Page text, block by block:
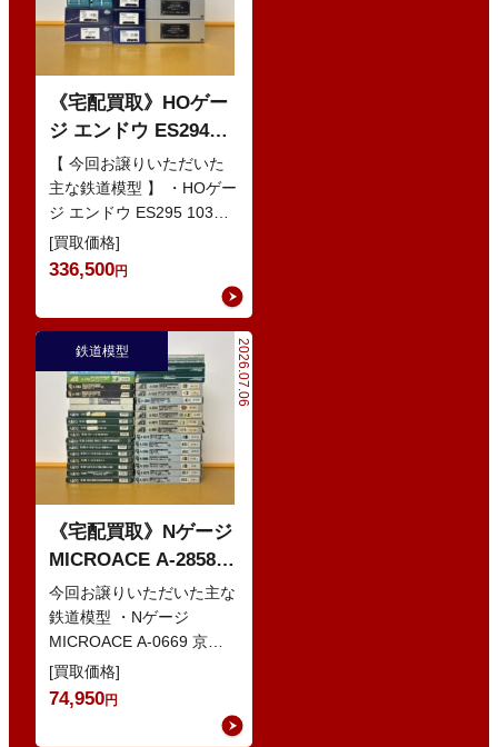
《宅配買取》HOゲー
ジ エンドウ ES294
103系1200番代 東西線
色 基本5輌 Nセット
などの鉄道模型
【 今回お譲りいただいた
主な鉄道模型 】 ・HOゲー
ジ エンドウ ES295 103系
1200番代 東西線色 中間5
輌 Oセット …
[買取価格]
336,500円
2026.07.06
鉄道模型
《宅配買取》Nゲージ
MICROACE A-2858
京阪8000系 新塗装 な
どの鉄道模型
今回お譲りいただいた主な
鉄道模型 ・Nゲージ
MICROACE A-0669 京阪
8030系 ・Nゲージ
GREENMAX 組立キ…
[買取価格]
74,950円